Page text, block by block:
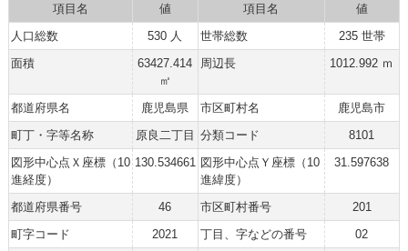
項目名 値 項目名
値
人口総数
530 人 世帯総数
235 世帯
面積
63427.414
㎡
周辺長 1012.992 ｍ
都道府県名 鹿児島県 市区町村名
鹿児島市
町丁・字等名称
原良二丁目 分類コード
8101
図形中心点Ｘ座標（10
進経度）
130.534661 図形中心点Ｙ座標（10
進緯度）
31.597638
都道府県番号 46 市区町村番号
201
町字コード
2021 丁目、字などの番号
02